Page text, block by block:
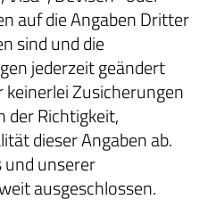
auf die Angaben Dritter
sind und die
jederzeit geändert
Zusicherungen
der Richtigkeit,
dieser Angaben ab.
unserer
ausgeschlossen.